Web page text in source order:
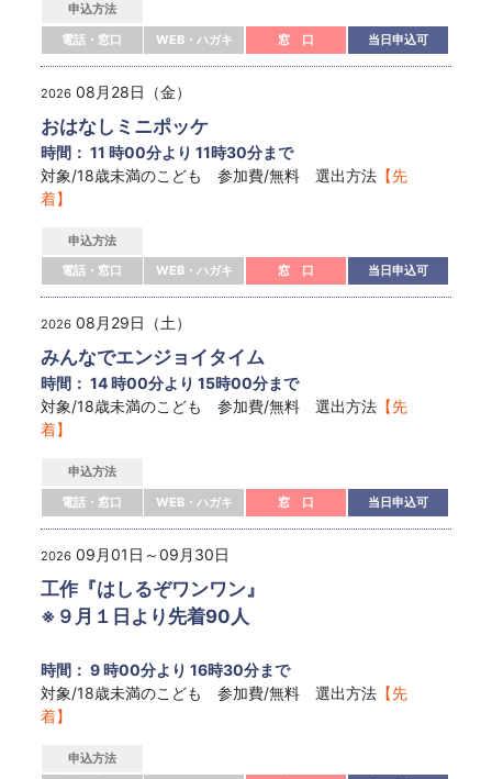
申込方法
電話・窓口
WEB・ハガキ 窓 口 当日申込可
2026 08月28日（金）
おはなしミニポッケ
時間： 11 時00分より 11時30分まで
対象/18歳未満のこども 参加費/無料 選出方法 【先
着】
申込方法
電話・窓口
WEB・ハガキ 窓 口 当日申込可
2026 08月29日（土）
みんなでエンジョイタイム
時間： 14 時00分より 15時00分まで
対象/18歳未満のこども 参加費/無料 選出方法 【先
着】
申込方法
電話・窓口
WEB・ハガキ 窓 口 当日申込可
2026 09月01日～09月30日
工作『はしるぞワンワン』
※９月１日より先着90人
時間： 9 時00分より 16時30分まで
対象/18歳未満のこども 参加費/無料 選出方法 【先
着】
申込方法